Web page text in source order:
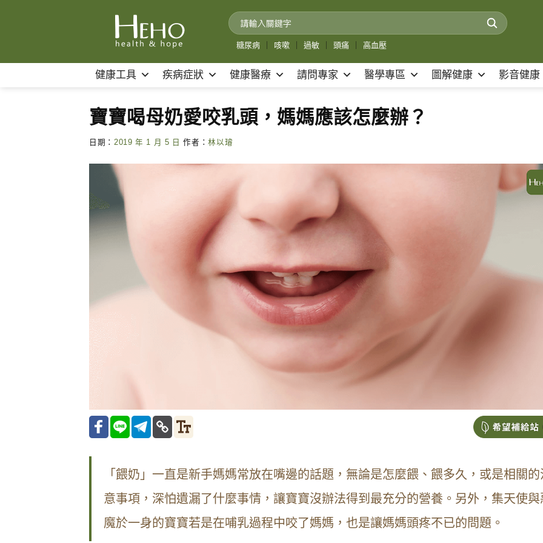
糖尿病 咳嗽 過敏 頭痛 高血壓
健康工具 疾病症狀 健康醫療 請問專家 醫學專區 圖解健康 影音健康
寶寶喝母奶愛咬乳頭，媽媽應該怎麼辦？
日期： 2019 年 1 月 5 日 作者：林以璿
「餵奶」一直是新手媽媽常放在嘴邊的話題，無論是怎麼餵、餵多久，或是相關的
意事項，深怕遺漏了什麼事情，讓寶寶沒辦法得到最充分的營養。另外，集天使與
魔於一身的寶寶若是在哺乳過程中咬了媽媽，也是讓媽媽頭疼不已的問題。